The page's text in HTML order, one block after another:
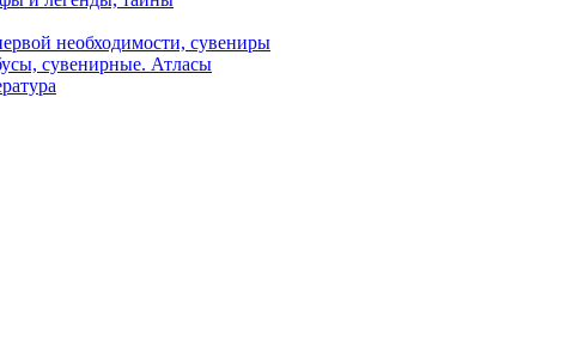
необходимости, сувениры
сувенирные. Атласы